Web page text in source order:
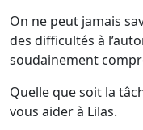
On ne peut jamais
des difficultés à
soudainement
Quelle que soit la
vous aider à Lilas.